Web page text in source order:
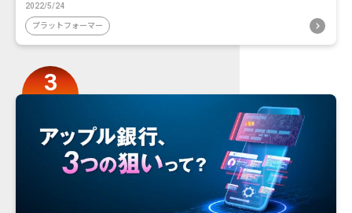
2022/5/24
プラットフォーマー